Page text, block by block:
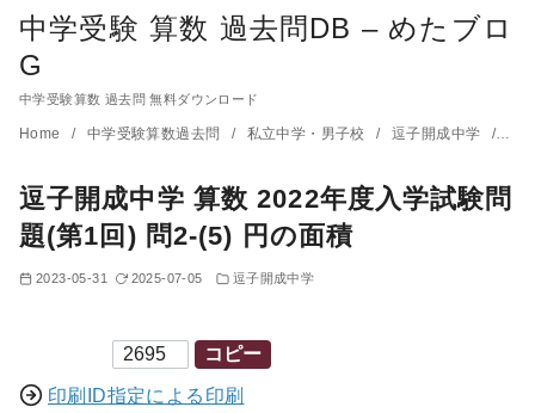
中学受験 算数 過去問DB – めたブロ
G
中学受験算数 過去問 無料ダウンロード
Home 中学受験算数過去問 私立中学・男子校 逗子開成中学 逗
逗子開成中学 算数 2022年度入学試験問
題(第1回) 問2-(5) 円の面積
2023-05-31 2025-07-05 逗子開成中学
コピー
印刷ID指定による印刷